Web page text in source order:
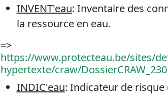
INVENT'eau: Inventaire des
la ressource en eau.
=>
https://www.protecteau.be/sites/
hypertexte/craw/
INDIC'eau: Indicateur de risque